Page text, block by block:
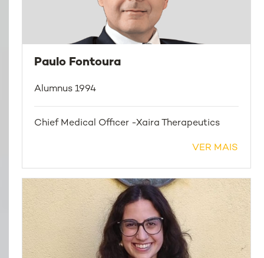
Paulo Fontoura
Alumnus 1994
Chief Medical Officer -Xaira Therapeutics
VER MAIS